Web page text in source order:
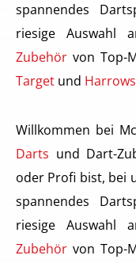
spannendes
riesige Auswahl
Zubehör von Top-
Target und Harrows
Willkommen bei
Darts und Dart-
oder Profi bist, bei
spannendes
riesige Auswahl
Zubehör von Top-